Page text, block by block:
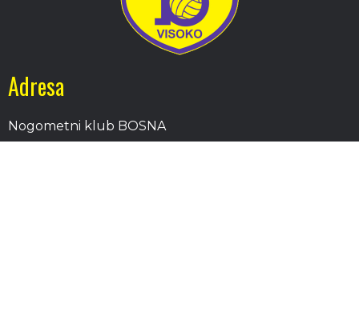
Adresa
Nogometni klub BOSNA